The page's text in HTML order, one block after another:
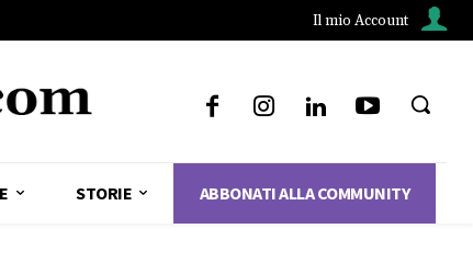
Il mio Account
STORIE ABBONATI ALLA COMMUNITY